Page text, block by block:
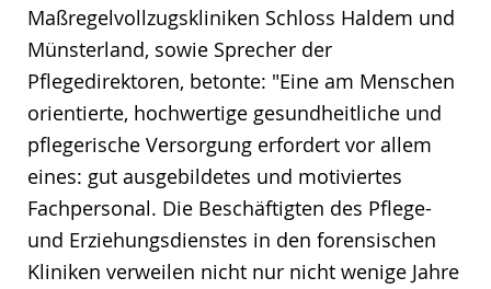
Maßregelvollzugskliniken Schloss Haldem und
Münsterland, sowie Sprecher der
Pflegedirektoren, betonte: "Eine am Menschen
orientierte, hochwertige gesundheitliche und
pflegerische Versorgung erfordert vor allem
eines: gut ausgebildetes und motiviertes
Fachpersonal. Die Beschäftigten des Pflege-
und Erziehungsdienstes in den forensischen
Kliniken verweilen nicht nur nicht wenige Jahre